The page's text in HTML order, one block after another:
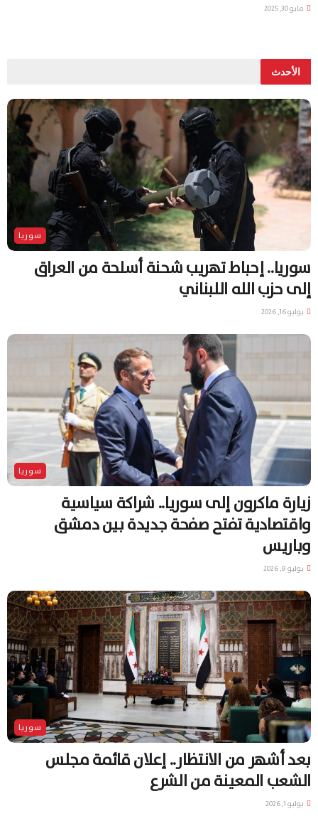
مايو 30, 2025
الأحدث
سوريا
سوريا.. إحباط تهريب شحنة أسلحة من العراق
إلى حزب الله اللبناني
يوليو 16, 2026
سوريا
زيارة ماكرون إلى سوريا.. شراكة سياسية
واقتصادية تفتح صفحة جديدة بين دمشق
وباريس
يوليو 9, 2026
سوريا
بعد أشهر من الانتظار.. إعلان قائمة مجلس
الشعب المعينة من الشرع
يوليو 1, 2026